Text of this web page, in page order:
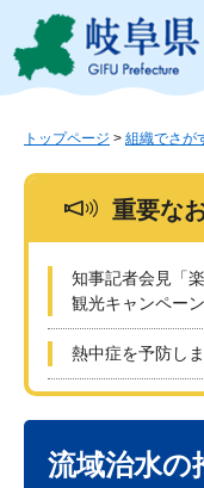
ジ
ュ
トップページ > 組織でさが
重要な
知事記者会見「
観光キャンペー
熱中症を予防し
流域治水の